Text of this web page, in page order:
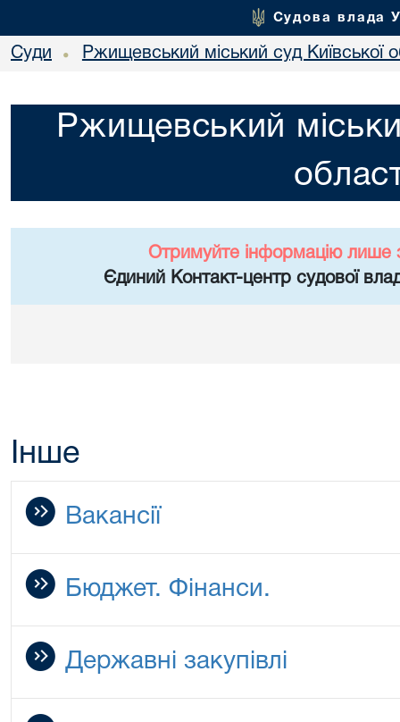
Судова влада
Суди • Ржищевський міський суд Київської
Ржищевський
Отримуйте інформацію лише
Єдиний Контакт-центр судової
Інше
Вакансії
Бюджет. Фінанси.
Державні закупівлі